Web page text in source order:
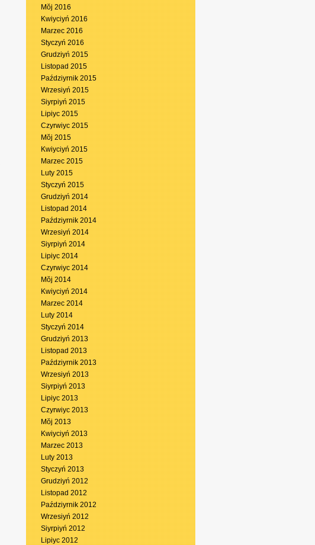
Mŏj 2016
Kwiyciyń 2016
Marzec 2016
Styczyń 2016
Grudziyń 2015
Listopad 2015
Paździyrnik 2015
Wrzesiyń 2015
Siyrpiyń 2015
Lipiyc 2015
Czyrwiyc 2015
Mŏj 2015
Kwiyciyń 2015
Marzec 2015
Luty 2015
Styczyń 2015
Grudziyń 2014
Listopad 2014
Paździyrnik 2014
Wrzesiyń 2014
Siyrpiyń 2014
Lipiyc 2014
Czyrwiyc 2014
Mŏj 2014
Kwiyciyń 2014
Marzec 2014
Luty 2014
Styczyń 2014
Grudziyń 2013
Listopad 2013
Paździyrnik 2013
Wrzesiyń 2013
Siyrpiyń 2013
Lipiyc 2013
Czyrwiyc 2013
Mŏj 2013
Kwiyciyń 2013
Marzec 2013
Luty 2013
Styczyń 2013
Grudziyń 2012
Listopad 2012
Paździyrnik 2012
Wrzesiyń 2012
Siyrpiyń 2012
Lipiyc 2012